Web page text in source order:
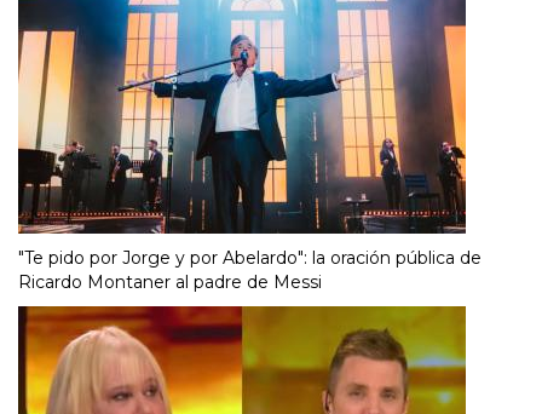
"Te pido por Jorge y por Abelardo": la oración pública de
Ricardo Montaner al padre de Messi